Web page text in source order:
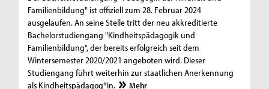
Familienbildung" ist offiziell zum 28. Februar 2024
ausgelaufen. An seine Stelle tritt der neu akkreditierte
Bachelorstudiengang "Kindheitspädagogik und
Familienbildung", der bereits erfolgreich seit dem
Wintersemester 2020/2021 angeboten wird. Dieser
Studiengang führt weiterhin zur staatlichen Anerkennung
als Kindheitspädagog*in.
Mehr